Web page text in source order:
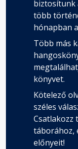
biztosítunk
több
hónapban
Több más
könyvet.
Kötelező
széles
Csatlakozz
táborához,
előnyeit!